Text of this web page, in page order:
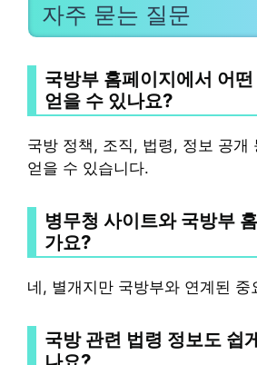
자주 묻는 질문
국방부 홈페이지에서 어
얻을 수 있나요?
국방 정책, 조직, 법령, 정보 공개
얻을 수 있습니다.
병무청 사이트와 국방부
가요?
네, 별개지만 국방부와 연계된 중
국방 관련 법령 정보도 쉽